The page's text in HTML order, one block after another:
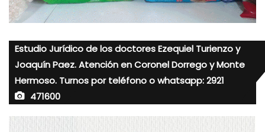
Estudio Jurídico de los doctores Ezequiel Turienzo y
Joaquín Paez. Atención en Coronel Dorrego y Monte
Hermoso. Turnos por teléfono o whatsapp: 2921
471600